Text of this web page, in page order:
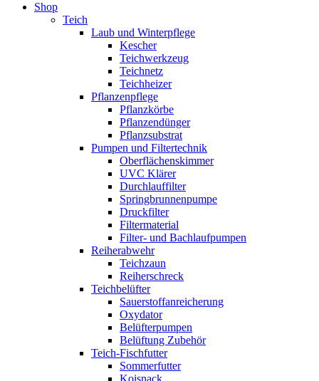
Shop
Teich
Laub und Winterpflege
Kescher
Teichwerkzeug
Teichnetz
Teichheizer
Pflanzenpflege
Pflanzkörbe
Pflanzendünger
Pflanzsubstrat
Pumpen und Filtertechnik
Oberflächenskimmer
UVC Klärer
Durchlauffilter
Springbrunnenpumpe
Druckfilter
Filtermaterial
Filter- und Bachlaufpumpen
Reiherabwehr
Teichzaun
Reiherschreck
Teichbelüfter
Sauerstoffanreicherung
Oxydator
Belüfterpumpen
Belüftung Zubehör
Teich-Fischfutter
Sommerfutter
Koisnack